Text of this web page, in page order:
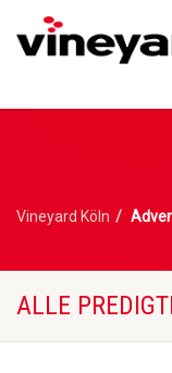
Vineyard Köln
ALLE